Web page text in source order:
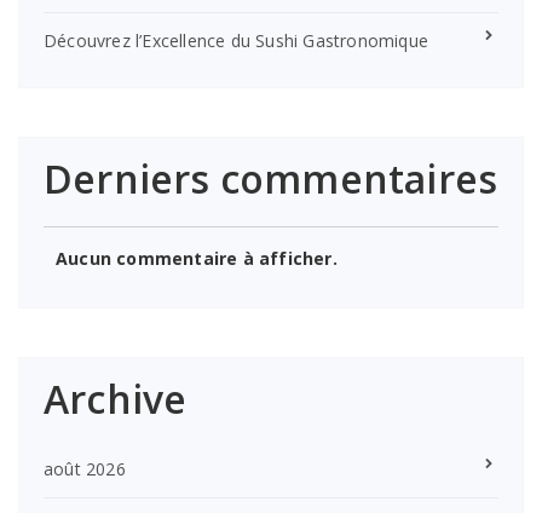
Découvrez l’Excellence du Sushi Gastronomique
Derniers commentaires
Aucun commentaire à afficher.
Archive
août 2026